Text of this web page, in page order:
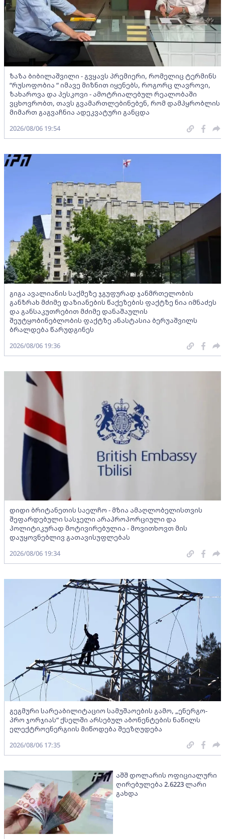
ზაზა ბიბილაშვილი - გვყავს პრემიერი, რომელიც ტერმინს
“რუსოფობია “ იმავე მიზნით იყენებს, როგორც ლავროვი,
ზახაროვა და პესკოვი - ამოტრიალებულ რეალობაში
ვცხოვრობთ, თავს გვამართლებინებენ, რომ დამპყრობლის
მიმართ გაგვაჩნია ადეკვატური განცდა
2026/08/06 19:54
გიგა ავალიანის საქმეზე ჯგუფურად ჯანმრთელობის
განზრახ მძიმე დაზიანების წაქეზების ფაქტზე ნია იმნაძეს
და განსაკუთრებით მძიმე დანაშაულის
შეუტყობინებლობის ფაქტზე ანასტასია ბერუაშვილს
ბრალდება წარუდგინეს
2026/08/06 19:36
დიდი ბრიტანეთის საელჩო - მზია ამაღლობელისთვის
შეფარდებული სასჯელი არაპროპორციული და
პოლიტიკურად მოტივირებულია - მოვითხოვთ მის
დაუყოვნებლივ გათავისუფლებას
2026/08/06 19:34
გეგმური სარეაბილიტაციო სამუშაოების გამო, „ენერგო-
პრო ჯორჯიას“ ქსელში არსებულ აბონენტების ნაწილს
ელექტროენერგიის მიწოდება შეეზღუდება
2026/08/06 17:35
აშშ დოლარის ოფიციალური
ღირებულება 2.6223 ლარი
გახდა